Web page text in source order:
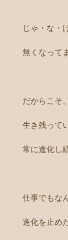
じゃ・な・
無くなって
だからこそ、
生き残って
常に進化し
仕事でもな
進化を止め